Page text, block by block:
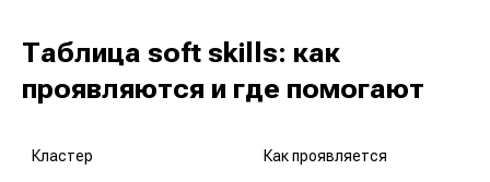
Таблица soft skills: как
проявляются и где помогают
Кластер Как проявляется